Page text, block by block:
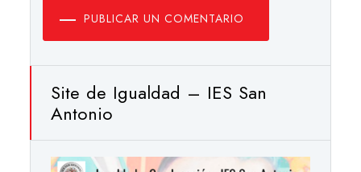
PUBLICAR UN COMENTARIO
Site de Igualdad – IES San
Antonio